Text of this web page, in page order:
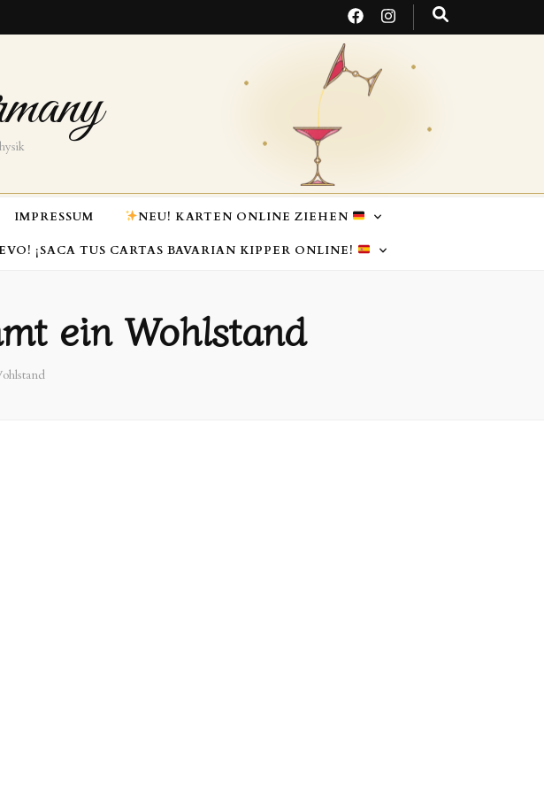
IMPRESSUM NEU! KARTEN ONLINE ZIEHEN
¡SACA TUS CARTAS BAVARIAN KIPPER ONLINE!
ein Wohlstand